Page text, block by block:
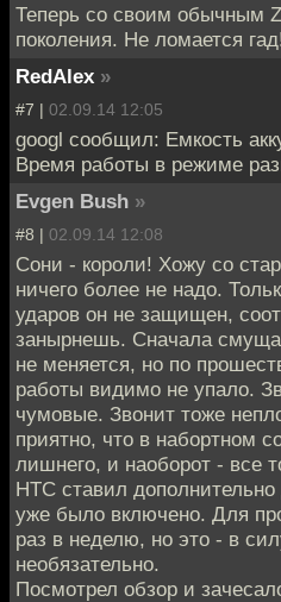
Теперь со своим обычным
поколения. Не ломается гад!
RedAlex »
#7 | 02.09.14 12:05
googl сообщил: Емкость
Время работы в режиме
Evgen Bush »
#8 | 02.09.14 12:08
Сони - короли! Хожу со
ничего более не надо.
ударов он не защищен,
занырнешь. Сначала
не меняется, но по
работы видимо не упало.
чумовые. Звонит тоже
приятно, что в набортном
лишнего, и наоборот - все
HTC ставил
уже было включено. Для
раз в неделю, но это - в
необязательно.
Посмотрел обзор и